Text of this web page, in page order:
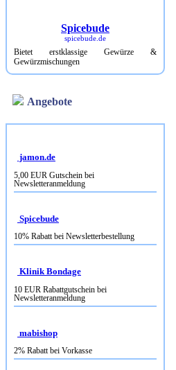
Bietet erstklassige Gewürze &
Gewürzmischungen
5,00 EUR Gutschein bei
Newsletteranmeldung
Spicebude
Klinik Bondage
Newsletteranmeldung
mabishop
Dr. Humms Blink Sortiment